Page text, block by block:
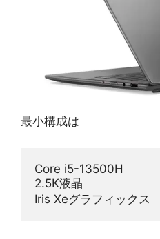
最小構成は
Core i5-13500H
2.5K液晶
Iris Xeグラフィックス